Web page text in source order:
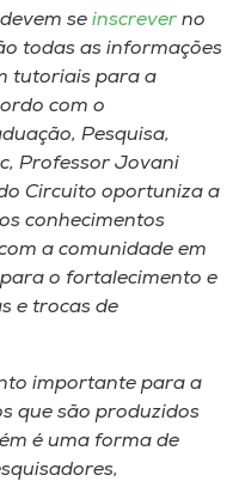
se inscrever no
todas as informações
tutoriais para a
com o
Pesquisa,
Professor Jovani
Circuito oportuniza a
conhecimentos
a comunidade em
o fortalecimento e
e trocas de
importante para a
que são produzidos
é uma forma de